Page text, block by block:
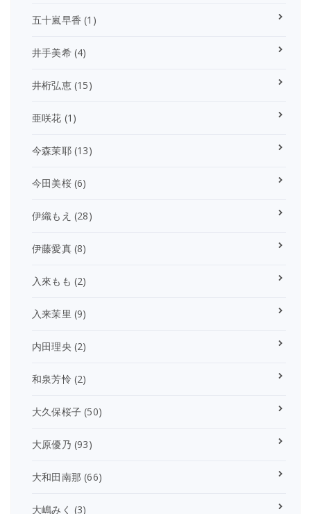
五十嵐早香 (1)
井手美希(4)
井桁弘恵(15)
亜咲花 (1)
今森茉耶(13)
今田美桜(6)
伊織もえ (28)
伊藤愛真(8)
入來もも (2)
入来茉里 (9)
内田理央 (2)
和泉芳怜 (2)
大久保桜子 (50)
大原優乃 (93)
大和田南那 (66)
大嶋みく (3)